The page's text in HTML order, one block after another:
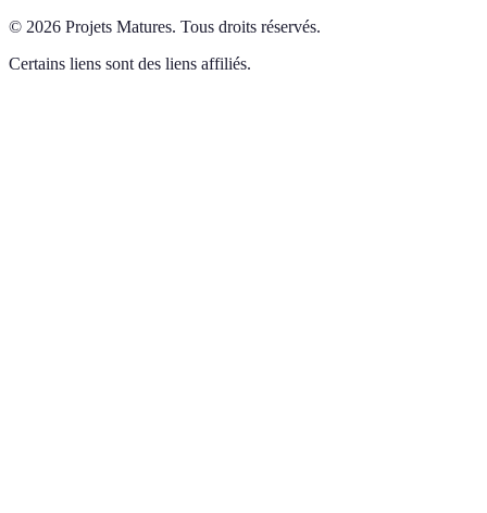
© 2026 Projets Matures. Tous droits réservés.
Certains liens sont des liens affiliés.